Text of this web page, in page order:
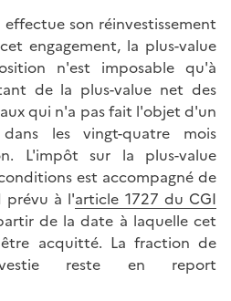
son réinvestissement
engagement, la plus-value
n'est imposable qu'à
de la plus-value net des
qui n'a pas fait l'objet d'un
dans les vingt-quatre mois
L'impôt sur la plus-value
est accompagné de
prévu à l'article 1727 du CGI
de la date à laquelle cet
acquitté. La fraction de
reste en report